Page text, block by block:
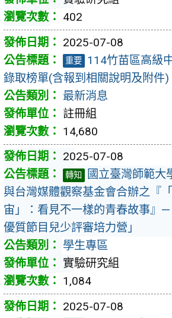
402
2025-07-08
重要 114竹苗區高級
錄取榜單(含報到相關說明及附件)
最新消息
註冊組
14,680
2025-07-08
轉知
國立臺灣師範大
與台灣媒體觀察基金會合辦之『
宙」：看見不一樣的青春故事』
優質節目兒少評審培力營」
學生專區
實驗研究組
1,084
2025-07-08